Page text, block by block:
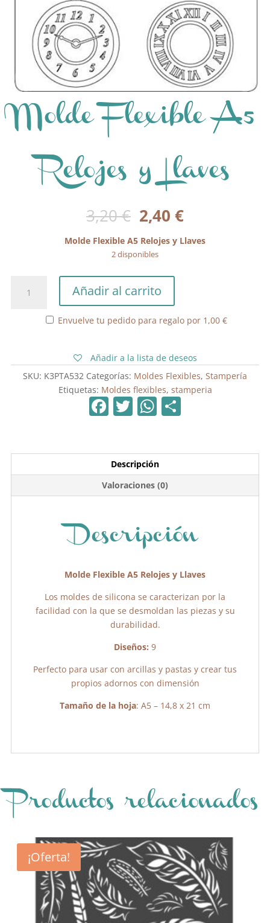
Molde Flexible A5
Relojes y Llaves
3,20€ El
precio
original
era:
3,20 €.
2,40 €El
actual
Molde Flexible A5 Relojes y Llaves
2 disponibles
Flexible
cantidad
Añadir al carrito
Envuelve tu pedido para regalo por 1,00 €
Añadir a la lista de deseos
SKU: K3PTA532 Categorías: Moldes Flexibles, Stampería
Etiquetas: Moldes flexibles, stamperia
F
e
b
o
k
T
er
W
A
p
p
ar
tir
Descripción
Valoraciones (0)
Descripción
Molde Flexible A5 Relojes y Llaves
Los moldes de silicona se caracterizan por la
facilidad con la que se desmoldan las piezas y su
durabilidad.
Diseños: 9
Perfecto para usar con arcillas y pastas y crear tus
propios adornos con dimensión
Tamaño de la hoja: A5 – 14,8 x 21 cm
Productos relacionados
¡Oferta!